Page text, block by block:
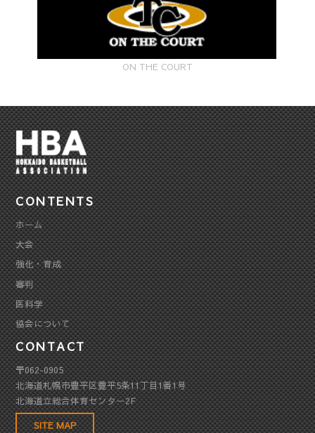
ON THE COURT
CONTENTS
ホーム
大会
強化・育成
審判
医科学
協会について
CONTACT
〒062-0905
北海道札幌市豊平区豊平5条11丁目1番1号
北海道立総合体育センター2F
SITE MAP